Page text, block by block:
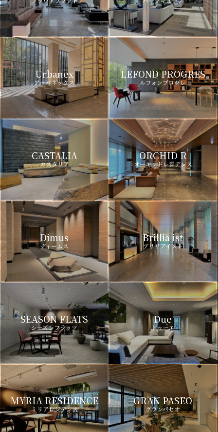
Urbanex
アーバネックス
LEFOND PROGRES
ルフォンプログレ
CASTALIA
カスタリア
ORCHID R
オーキッドレジデンス
Dimus
ディームス
Brillia ist
ブリリアイスト
SEASON FLATS
シーズンフラッツ
Due
ドゥーエ
MYRIA RESIDENCE
ミリアレジデンス
GRAN PASEO
グランパセオ